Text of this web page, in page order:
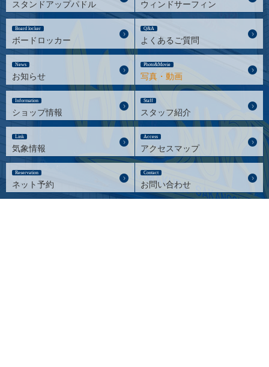
スタンドアップパドル ウィンドサーフィン
Board locker
ボードロッカー
Q&A
よくあるご質問
News
お知らせ
Photo&Movie
写真・動画
Information
ショップ情報
Staff
スタッフ紹介
Link
気象情報
Access
アクセスマップ
Reservation
ネット予約
Contact
お問い合わせ